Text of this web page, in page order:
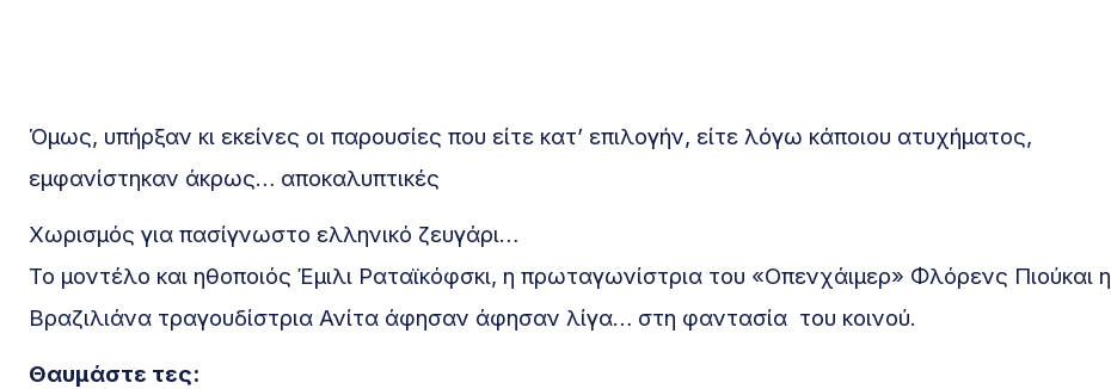
Όμως, υπήρξαν κι εκείνες οι παρουσίες που είτε κατ’ επιλογήν, είτε λόγω κάποιου ατυχήματος,
εμφανίστηκαν άκρως… αποκαλυπτικές
Χωρισμός για πασίγνωστο ελληνικό ζευγάρι…
Το μοντέλο και ηθοποιός Έμιλι Ραταϊκόφσκι, η πρωταγωνίστρια του «Οπενχάιμερ» Φλόρενς Πιούκαι η
Βραζιλιάνα τραγουδίστρια Ανίτα άφησαν άφησαν λίγα… στη φαντασία του κοινού.
Θαυμάστε τες: